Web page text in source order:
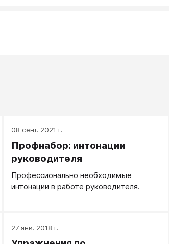
08 сент. 2021 г.
Профнабор: интонации
руководителя
Профессионально необходимые
интонации в работе руководителя.
27 янв. 2018 г.